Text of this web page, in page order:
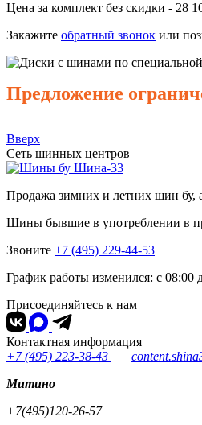
Цена за комплект без скидки - 28
Закажите обратный звонок или
Предложение
Вверх
Сеть шинных центров
Шина-33
Продажа зимних и летних шин бу,
Шины бывшие в употреблении в
Звоните +7 (495) 229-44-53
График работы изменился: с 08:00
Присоединяйтесь к нам
Контактная информация
+7 (495) 223-38-43
Митино
+7(495)120-26-57